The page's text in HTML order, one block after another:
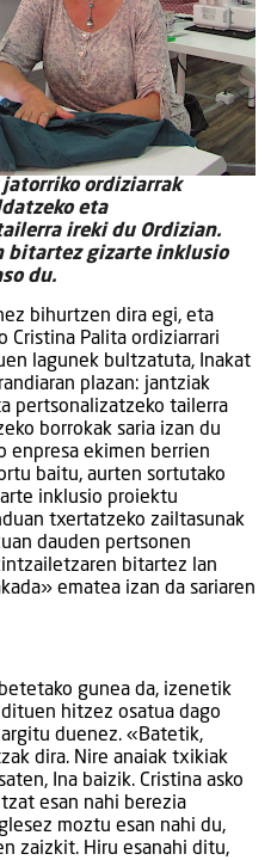
ordiziarrak
eta
ireki du Ordizian.
bitartez gizarte inklusio
du.
bihurtzen dira egi, eta
Cristina Palita ordiziarrari
lagunek bultzatuta, Inakat
plazan: jantziak
pertsonalizatzeko tailerra
borrokak saria izan du
enpresa ekimen berrien
baitu, aurten sortutako
inklusio proiektu
txertatzeko zailtasunak
dauden pertsonen
bitartez lan
ematea izan da sariaren
gunea da, izenetik
hitzez osatua dago
argitu duenez. «Batetik,
dira. Nire anaiak txikiak
Ina baizik. Cristina asko
esan nahi berezia
moztu esan nahi du,
zaizkit. Hiru esanahi ditu,